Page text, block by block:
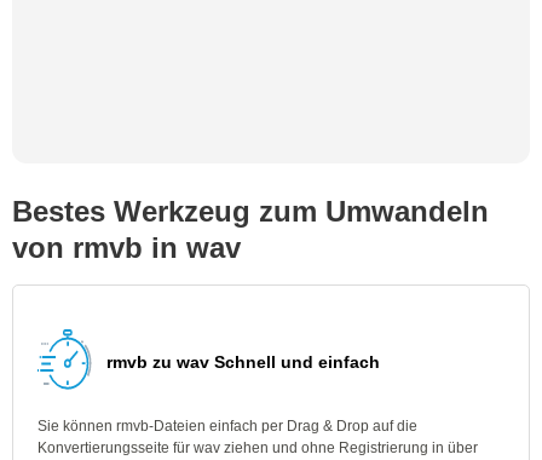
Bestes Werkzeug zum Umwandeln
von rmvb in wav
rmvb zu wav Schnell und einfach
Sie können rmvb-Dateien einfach per Drag & Drop auf die
Konvertierungsseite für wav ziehen und ohne Registrierung in über